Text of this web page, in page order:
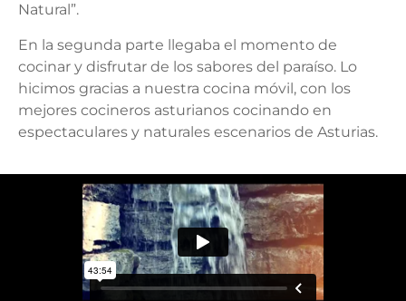
Natural”.
En la segunda parte llegaba el momento de
cocinar y disfrutar de los sabores del paraíso. Lo
hicimos gracias a nuestra cocina móvil, con los
mejores cocineros asturianos cocinando en
espectaculares y naturales escenarios de Asturias.